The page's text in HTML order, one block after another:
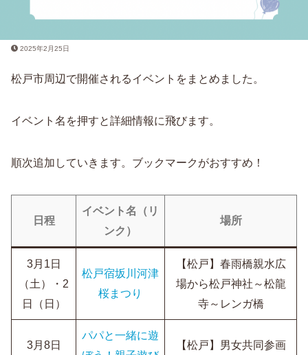
2025年2月25日
松戸市周辺で開催されるイベントをまとめました。
イベント名を押すと詳細情報に飛びます。
順次追加していきます。ブックマークがおすすめ！
日程
イベント名（リ
ンク）
場所
3月1日
（土）・2
日（日）
松戸宿坂川河津
桜まつり
【松戸】春雨橋親水広
場から松戸神社～松龍
寺～レンガ橋
3月8日
パパと一緒に遊
【松戸】男女共同参画